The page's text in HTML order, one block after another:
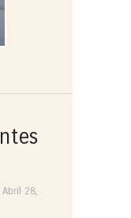
Abril 28,